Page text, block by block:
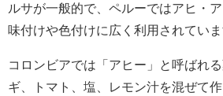
ルサが一般的で、ペルーではアヒ・
味付けや色付けに広く利用されていま
コロンビアでは「アヒー」と呼ばれ
ギ、トマト、塩、レモン汁を混ぜて